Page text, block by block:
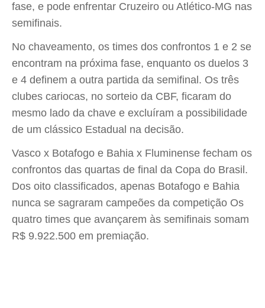
fase, e pode enfrentar Cruzeiro ou Atlético-MG nas
semifinais.
No chaveamento, os times dos confrontos 1 e 2 se
encontram na próxima fase, enquanto os duelos 3
e 4 definem a outra partida da semifinal. Os três
clubes cariocas, no sorteio da CBF, ficaram do
mesmo lado da chave e excluíram a possibilidade
de um clássico Estadual na decisão.
Vasco x Botafogo e Bahia x Fluminense fecham os
confrontos das quartas de final da Copa do Brasil.
Dos oito classificados, apenas Botafogo e Bahia
nunca se sagraram campeões da competição Os
quatro times que avançarem às semifinais somam
R$ 9.922.500 em premiação.